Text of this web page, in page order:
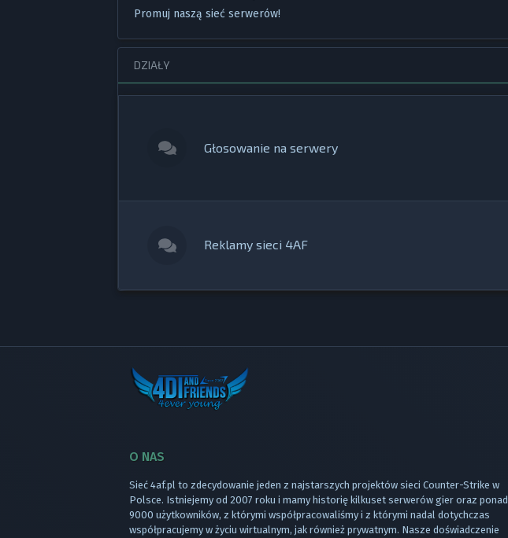
Promuj naszą sieć serwerów!
DZIAŁY
Głosowanie na serwery
Reklamy sieci 4AF
O NAS
Sieć 4af.pl to zdecydowanie jeden z najstarszych projektów sieci Counter-Strike w
Polsce. Istniejemy od 2007 roku i mamy historię kilkuset serwerów gier oraz ponad
9000 użytkowników, z którymi współpracowaliśmy i z którymi nadal dotychczas
współpracujemy w życiu wirtualnym, jak również prywatnym. Nasze doświadczenie